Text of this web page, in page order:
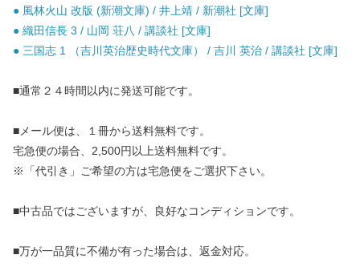
● 風林火山 改版 (新潮文庫) / 井上靖 / 新潮社 [文庫]
● 織田信長 3 / 山岡 荘八 / 講談社 [文庫]
● 三国志 1 （吉川英治歴史時代文庫） / 吉川 英治 / 講談社 [文庫]
■通常２４時間以内に発送可能です。
■メール便は、１冊から送料無料です。
宅急便の場合、2,500円以上送料無料です。
※「代引き」ご希望の方は宅急便をご選択下さい。
■中古品ではございますが、良好なコンディションです。
■万が一品質に不備が有った場合は、返金対応。